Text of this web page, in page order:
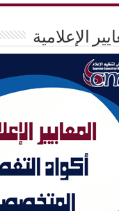
الإعلامية